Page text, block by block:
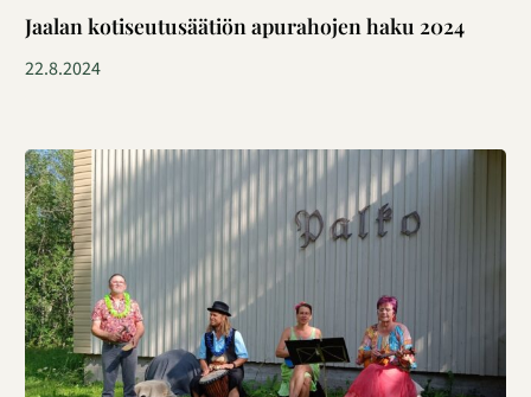
Jaalan kotiseutusäätiön apurahojen haku 2024
22.8.2024